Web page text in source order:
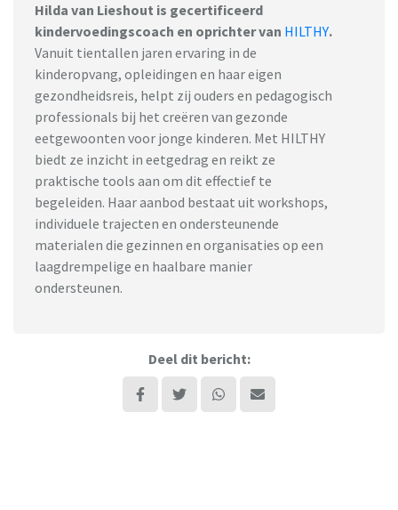
Hilda van Lieshout is gecertificeerd
kindervoedingscoach en oprichter van HILTHY.
Vanuit tientallen jaren ervaring in de
kinderopvang, opleidingen en haar eigen
gezondheidsreis, helpt zij ouders en pedagogisch
professionals bij het creëren van gezonde
eetgewoonten voor jonge kinderen. Met HILTHY
biedt ze inzicht in eetgedrag en reikt ze
praktische tools aan om dit effectief te
begeleiden. Haar aanbod bestaat uit workshops,
individuele trajecten en ondersteunende
materialen die gezinnen en organisaties op een
laagdrempelige en haalbare manier
ondersteunen.
Deel dit bericht: